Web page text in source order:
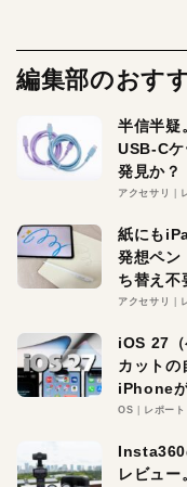
編集部のおす
半信半疑
USB-C
発見か？
アクセサリ
紙にも
発想ペン
ち替え不
アクセサリ
iOS 27
カットの
iPhone
OS レポート
Insta360
レビュ